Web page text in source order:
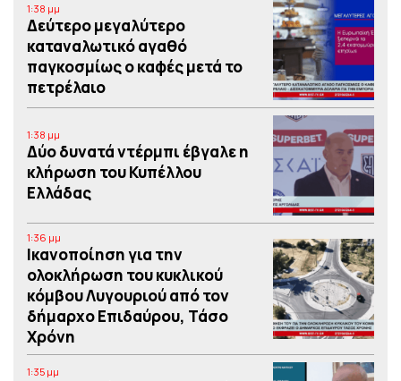
1:38 μμ
Δεύτερο μεγαλύτερο
καταναλωτικό αγαθό
παγκοσμίως ο καφές μετά το
πετρέλαιο
1:38 μμ
Δύο δυνατά ντέρμπι έβγαλε η
κλήρωση του Κυπέλλου
Ελλάδας
1:36 μμ
Iκανοποίηση για την
ολοκλήρωση του κυκλικού
κόμβου Λυγουριού από τον
δήμαρχο Επιδαύρου, Τάσο
Χρόνη
1:35 μμ